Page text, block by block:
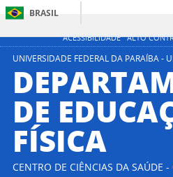
ACESSIBILIDADE ALTO
BRASIL
UNIVERSIDADE FEDERAL DA PARAÍBA -
DE
FÍSICA
CENTRO DE CIÊNCIAS DA SAÚDE -